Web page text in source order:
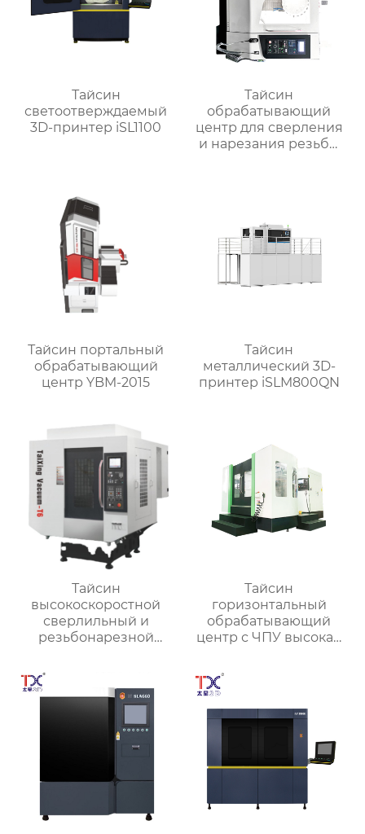
Тайсин
светоотверждаемый
3D-принтер iSL1100
Тайсин
обрабатывающий
центр для сверления
и нарезания резьбы
Тайсин портальный
обрабатывающий
центр YBM-2015
Тайсин
металлический 3D-
принтер iSLM800QN
Тайсин
высокоскоростной
сверлильный и
резьбонарезной
Тайсин
горизонтальный
обрабатывающий
центр с ЧПУ высокая